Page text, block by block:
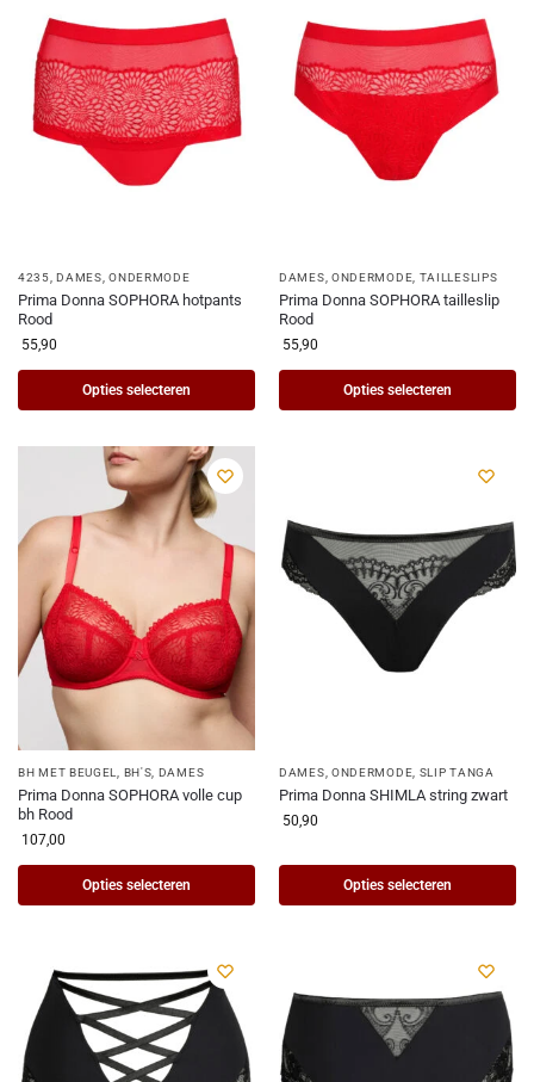
4235 ,DAMES ,ONDERMODE
Prima Donna SOPHORA hotpants
Rood
55,90
Opties selecteren
DAMES ONDERMODE TAILLESLIPS
Prima Donna SOPHORA tailleslip
Rood
55,90
Opties selecteren
BH MET BEUGEL BH'S DAMES
Prima Donna SOPHORA volle cup
bh Rood
107,00
Opties selecteren
DAMES ONDERMODE SLIP TANGA
Prima Donna SHIMLA string zwart
50,90
Opties selecteren